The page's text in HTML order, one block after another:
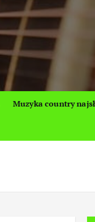
Muzyka country